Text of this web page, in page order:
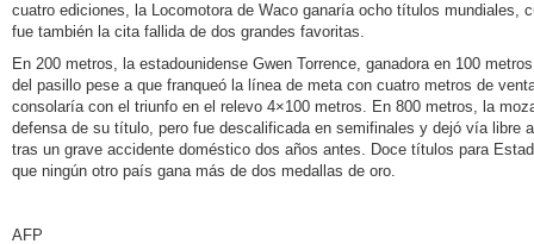
cuatro ediciones, la Locomotora de Waco ganaría ocho títulos mundiales,
fue también la cita fallida de dos grandes favoritas.
En 200 metros, la estadounidense Gwen Torrence, ganadora en 100
del pasillo pese a que franqueó la línea de meta con cuatro metros de
consolaría con el triunfo en el relevo 4×100 metros. En 800 metros, la
defensa de su título, pero fue descalificada en semifinales y dejó vía libre
tras un grave accidente doméstico dos años antes. Doce títulos para
que ningún otro país gana más de dos medallas de oro.
AFP